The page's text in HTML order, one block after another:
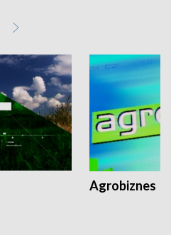
Agrobiznes